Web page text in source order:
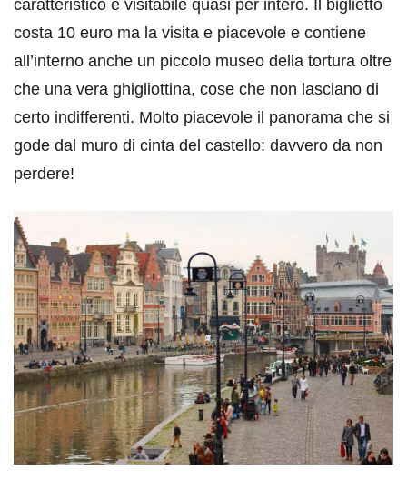
caratteristico e visitabile quasi per intero. Il biglietto
costa 10 euro ma la visita e piacevole e contiene
all’interno anche un piccolo museo della tortura oltre
che una vera ghigliottina, cose che non lasciano di
certo indifferenti. Molto piacevole il panorama che si
gode dal muro di cinta del castello: davvero da non
perdere!